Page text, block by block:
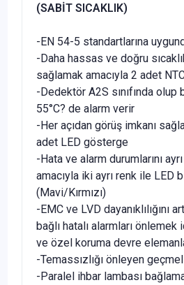
(SABİT SICAKLIK)
-EN 54-5 standartlarına
-Daha hassas ve doğru
sağlamak amacıyla 2 adet
-Dedektör A2S sınıfında olup
55°C? de alarm verir
-Her açıdan görüş imkanı
adet LED gösterge
-Hata ve alarm durumlarını
amacıyla iki ayrı renk ile LED
(Mavi/Kırmızı)
-EMC ve LVD dayanıklılığını
bağlı hatalı alarmları
ve özel koruma devre
-Temassızlığı önleyen
-Paralel ihbar lambası